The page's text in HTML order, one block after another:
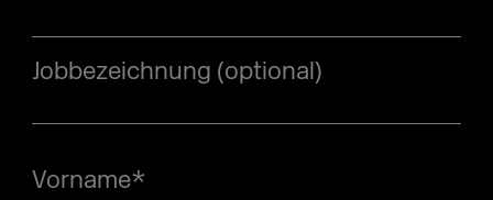
Jobbezeichnung (optional)
Vorname*